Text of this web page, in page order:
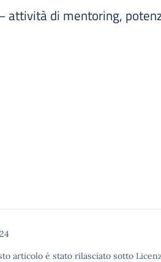
attività di mentoring,
articolo è stato rilasciato sotto